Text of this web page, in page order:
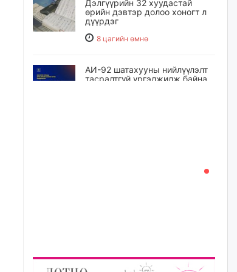
Дэлгүүрийн 32 хуудастай
өрийн дэвтэр долоо хоногт л
дүүрдэг
8 цагийн өмнө
АИ-92 шатахууны нийлүүлэлт
тасралтгүй үргэлжилж байна